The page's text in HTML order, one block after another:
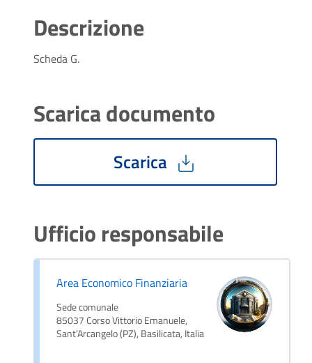
Descrizione
Scheda G.
Scarica documento
Scarica
Ufficio responsabile
Area Economico Finanziaria
Sede comunale
85037 Corso Vittorio Emanuele,
Sant’Arcangelo (PZ), Basilicata, Italia